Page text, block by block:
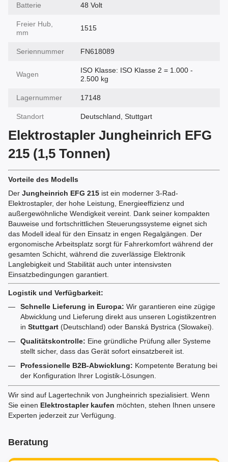
Batterie 48 Volt
Freier Hub,
mm
1515
Seriennummer FN618089
Wagen
ISO Klasse: ISO Klasse 2 = 1.000 -
2.500 kg
Lagernummer 17148
Standort Deutschland, Stuttgart
Elektrostapler Jungheinrich EFG
215 (1,5 Tonnen)
Vorteile des Modells
Der Jungheinrich EFG 215 ist ein moderner 3-Rad-
Elektrostapler, der hohe Leistung, Energieeffizienz und
außergewöhnliche Wendigkeit vereint. Dank seiner kompakten
Bauweise und fortschrittlichen Steuerungssysteme eignet sich
das Modell ideal für den Einsatz in engen Regalgängen. Der
ergonomische Arbeitsplatz sorgt für Fahrerkomfort während der
gesamten Schicht, während die zuverlässige Elektronik
Langlebigkeit und Stabilität auch unter intensivsten
Einsatzbedingungen garantiert.
Logistik und Verfügbarkeit:
Schnelle Lieferung in Europa: Wir garantieren eine zügige
Abwicklung und Lieferung direkt aus unseren Logistikzentren
in Stuttgart (Deutschland) oder Banská Bystrica (Slowakei).
Qualitätskontrolle: Eine gründliche Prüfung aller Systeme
stellt sicher, dass das Gerät sofort einsatzbereit ist.
Professionelle B2B-Abwicklung: Kompetente Beratung bei
der Konfiguration Ihrer Logistik-Lösungen.
Wir sind auf Lagertechnik von Jungheinrich spezialisiert. Wenn
Sie einen Elektrostapler kaufen möchten, stehen Ihnen unsere
Experten jederzeit zur Verfügung.
Beratung